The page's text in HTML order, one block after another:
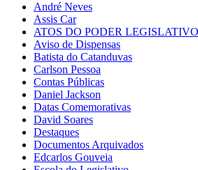
André Neves
Assis Car
ATOS DO PODER LEGISLATIVO
Aviso de Dispensas
Batista do Catanduvas
Carlson Pessoa
Contas Públicas
Daniel Jackson
Datas Comemorativas
David Soares
Destaques
Documentos Arquivados
Edcarlos Gouveia